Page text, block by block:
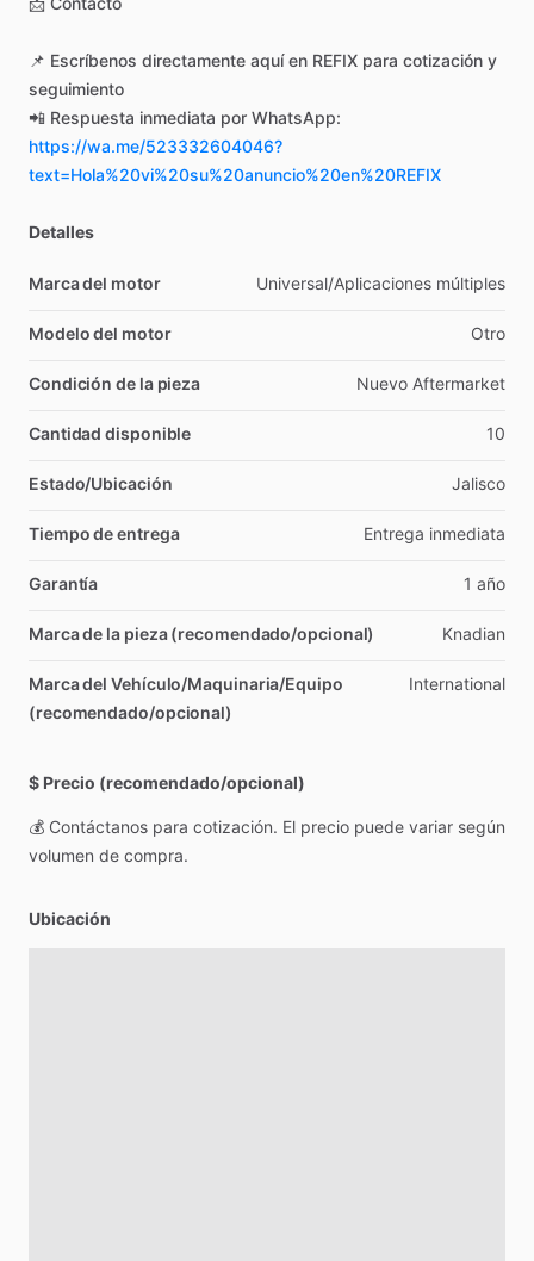
📌 Escríbenos directamente aquí en REFIX para cotización y
seguimiento
📲 Respuesta inmediata por WhatsApp:
https://wa.me/523332604046?
text=Hola%20vi%20su%20anuncio%20en%20REFIX
Detalles
Marca del motor Universal​/​Aplicaciones múltiples
Modelo del motor Otro
Condición de la pieza Nuevo Aftermarket
Cantidad disponible 10
Estado/Ubicación Jalisco
Tiempo de entrega Entrega inmediata
Garantía 1 año
Marca de la pieza (recomendado/opcional) Knadian
Marca del Vehículo/Maquinaria/Equipo
(recomendado/opcional)
International
$ Precio (recomendado/opcional)
💰 Contáctanos para cotización. El precio puede variar según
volumen de compra.
Ubicación